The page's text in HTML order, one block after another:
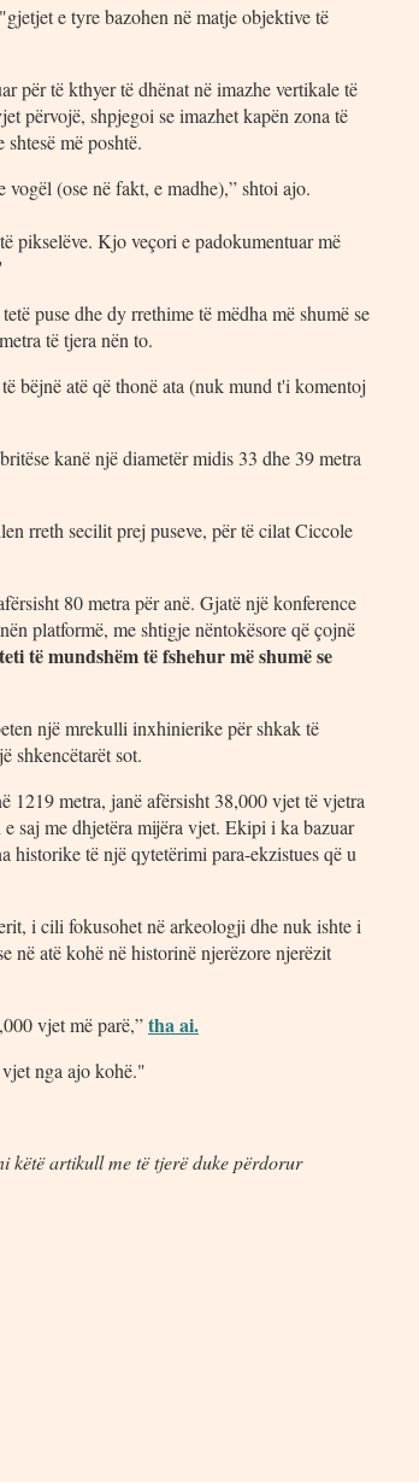
e tyre bazohen në matje objektive të
për të kthyer të dhënat në imazhe vertikale të
përvojë, shpjegoi se imazhet kapën zona të
më poshtë.
vogël (ose në fakt, e madhe),” shtoi ajo.
pikselëve. Kjo veçori e padokumentuar më
puse dhe dy rrethime të mëdha më shumë se
të tjera nën to.
bëjnë atë që thonë ata (nuk mund t'i komentoj
kanë një diametër midis 33 dhe 39 metra
rreth secilit prej puseve, për të cilat Ciccole
80 metra për anë. Gjatë një konference
platformë, me shtigje nëntokësore që çojnë
të mundshëm të fshehur më shumë se
një mrekulli inxhinierike për shkak të
shkencëtarët sot.
1219 metra, janë afërsisht 38,000 vjet të vjetra
saj me dhjetëra mijëra vjet. Ekipi i ka bazuar
historike të një qytetërimi para-ekzistues që u
i cili fokusohet në arkeologji dhe nuk ishte i
në atë kohë në historinë njerëzore njerëzit
vjet më parë,”tha ai.
vjet nga ajo kohë."
këtë artikull me të tjerë duke përdorur